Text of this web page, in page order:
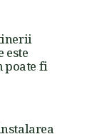
este
poate fi